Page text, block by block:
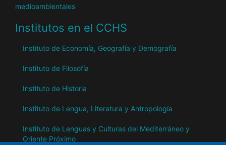
medioambientales
Institutos en el CCHS
Instituto de Economía, Geografía y Demografía
Instituto de Filosofía
Instituto de Historia
Instituto de Lengua, Literatura y Antropología
Instituto de Lenguas y Culturas del Mediterráneo y
Oriente Próximo